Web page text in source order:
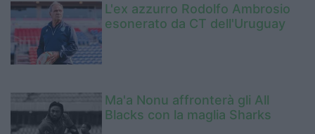
L'ex azzurro Rodolfo Ambrosio
esonerato da CT dell'Uruguay
Ma'a Nonu affronterà gli All
Blacks con la maglia Sharks